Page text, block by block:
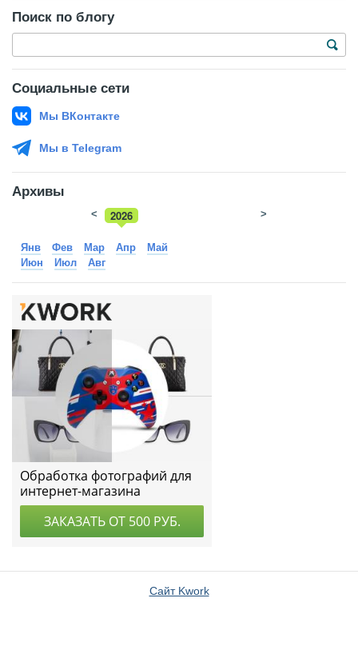
Поиск по блогу
Социальные сети
Мы ВКонтакте
Мы в Telegram
Архивы
2026
2025
< >
Янв Фев Мар Апр
Май
Июн
Июл Авг
Сайт Kwork